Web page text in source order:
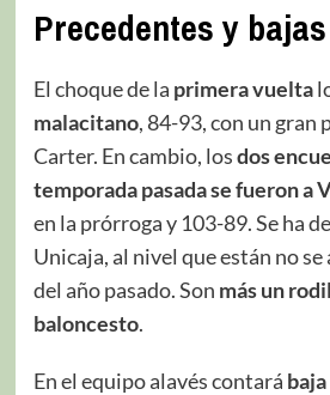
Precedentes y bajas
El choque de la primera vuelta
malacitano, 84-93, con un gran
Carter. En cambio, losdos
temporada pasada se fueron a
en la prórroga y 103-89. Se ha
Unicaja, al nivel que están no
del año pasado. Son más un
baloncesto.
En el equipo alavés contará